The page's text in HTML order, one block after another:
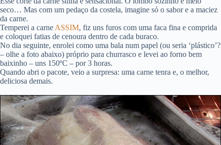
seco… Mas com um pedaço da costela, imagine só o sabor e a maciez
da carne.
Temperei a carne ASSIM, fiz uns furos com uma faca fina e comprida
e coloquei fatias de cenoura dentro de cada buraco.
No dia seguinte, enrolei como uma bala num papel (ou seria ‘plástico’?
– olhe a foto abaixo) próprio para churrasco e levei ao forno bem
baixinho – uns 150ºC – por 3 horas.
Quando abri o pacote, veio a surpresa: uma carne tenra e, o melhor,
deliciosa demais.